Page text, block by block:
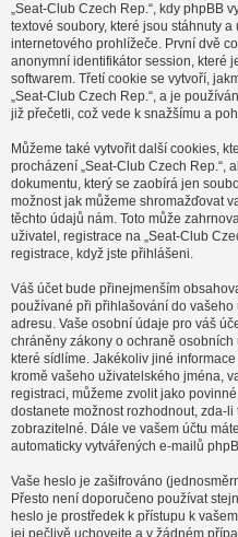
„Seat-Club Czech Rep.“, kdy phpBB
textové soubory, které jsou stáhnuty
internetového prohlížeče. První dvě
anonymní identifikátor session, které
softwarem. Třetí cookie se vytvoří,
„Seat-Club Czech Rep.“, a je
již přečetli, což vede k snažšímu a
Můžeme také vytvořit další cookies,
procházení „Seat-Club Czech Rep.“,
dokumentu, který se zaobírá jen
možnost jak můžeme shromažďovat
těchto údajů nám. Toto může
uživatel, registrace na „Seat-Club
registrace, když jste přihlášeni.
Váš účet bude přinejmenším
používané při přihlašování do
adresu. Vaše osobní údaje pro váš
chráněny zákony o ochraně
které sídlíme. Jakékoliv jiné
kromě vašeho uživatelského jména,
registraci, můžeme zvolit jako
dostanete možnost rozhodnout, zda-
zobrazitelné. Dále ve vašem účtu
automaticky vytvářených e-mailů
Vaše heslo je zašifrováno
Přesto není doporučeno používat
heslo je prostředek k přístupu k
jej pečlivě uchovejte a v žádném